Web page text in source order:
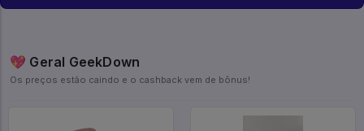
💖 Geral GeekDown
Os preços estão caindo e o cashback vem de bônus!